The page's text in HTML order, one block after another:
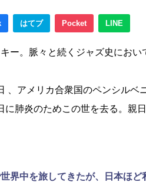
はてブ Pocket LINE
ー。脈々と続くジャズ史にお
、アメリカ合衆国のペンシル
に肺炎のためこの世を去る。親
世界中を旅してきたが、日本ほ